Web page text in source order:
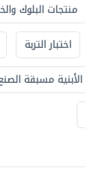
منتجات البلوك
اختبار التربة
الأبنية مسبقة